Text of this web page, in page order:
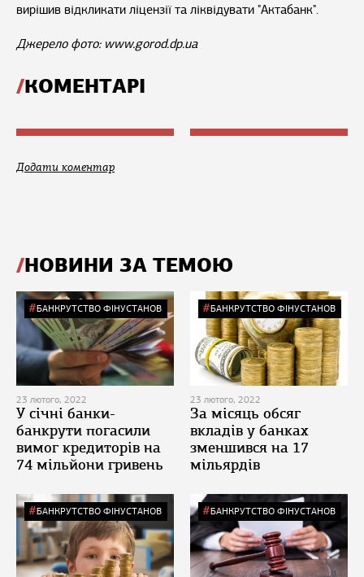
вирішив відкликати ліцензії та ліквідувати "Актабанк".
Джерело фото: www.gorod.dp.ua
КОМЕНТАРІ
Додати коментар
НОВИНИ ЗА ТЕМОЮ
БАНКРУТСТВО ФІНУСТАНОВ
23 лютого, 2022
У січні банки-
банкрути погасили
вимог кредиторів на
74 мільйони гривень
БАНКРУТСТВО ФІНУСТАНОВ
23 лютого, 2022
За місяць обсяг
вкладів у банках
зменшився на 17
мільярдів
БАНКРУТСТВО ФІНУСТАНОВ БАНКРУТСТВО ФІНУСТАНОВ